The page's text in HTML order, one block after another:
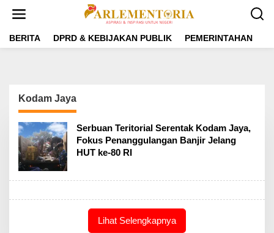
t
BERITA DPRD & KEBIJAKAN PUBLIK PEMERINTAHAN
Kodam Jaya
Serbuan Teritorial Serentak Kodam Jaya,
Fokus Penanggulangan Banjir Jelang
HUT ke-80 RI
Lihat Selengkapnya